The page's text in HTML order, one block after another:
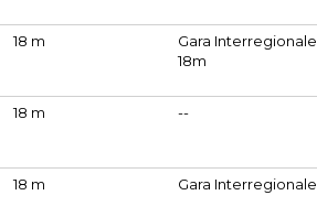
18 m
Gara Interregionale
18m
18 m --
18 m Gara Interregionale